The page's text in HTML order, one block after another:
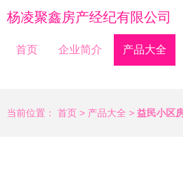
杨凌聚鑫房产经纪有限公司
首页 企业简介 产品大全
当前位置： 首页 > 产品大全 > 益民小区